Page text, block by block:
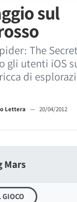
sul
The
gli utenti iOS
di
Lettera — 20/04/2012
Mars